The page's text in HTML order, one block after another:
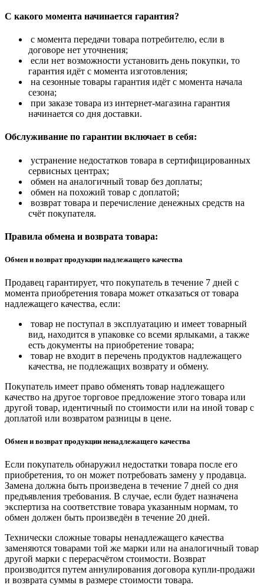
С какого момента начинается гарантия?
с момента передачи товара потребителю, если в
договоре нет уточнения;
если нет возможности установить день покупки, то
гарантия идёт с момента изготовления;
на сезонные товары гарантия идёт с момента начала
сезона;
при заказе товара из интернет-магазина гарантия
начинается со дня доставки.
Обслуживание по гарантии включает в себя:
устранение недостатков товара в сертифицированных
сервисных центрах;
обмен на аналогичный товар без доплаты;
обмен на похожий товар с доплатой;
возврат товара и перечисление денежных средств на
счёт покупателя.
Правила обмена и возврата товара:
Обмен и возврат продукции надлежащего качества
Продавец гарантирует, что покупатель в течение 7 дней с
момента приобретения товара может отказаться от товара
надлежащего качества, если:
товар не поступал в эксплуатацию и имеет товарный
вид, находится в упаковке со всеми ярлыками, а также
есть документы на приобретение товара;
товар не входит в перечень продуктов надлежащего
качества, не подлежащих возврату и обмену.
Покупатель имеет право обменять товар надлежащего
качество на другое торговое предложение этого товара или
другой товар, идентичный по стоимости или на иной товар с
доплатой или возвратом разницы в цене.
Обмен и возврат продукции ненадлежащего качества
Если покупатель обнаружил недостатки товара после его
приобретения, то он может потребовать замену у продавца.
Замена должна быть произведена в течение 7 дней со дня
предъявления требования. В случае, если будет назначена
экспертиза на соответствие товара указанным нормам, то
обмен должен быть произведён в течение 20 дней.
Технически сложные товары ненадлежащего качества
заменяются товарами той же марки или на аналогичный товар
другой марки с перерасчётом стоимости. Возврат
производится путем аннулирования договора купли-продажи
и возврата суммы в размере стоимости товара.